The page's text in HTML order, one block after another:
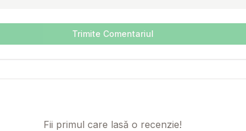
Trimite Comentariul
Fii primul care lasă o recenzie!